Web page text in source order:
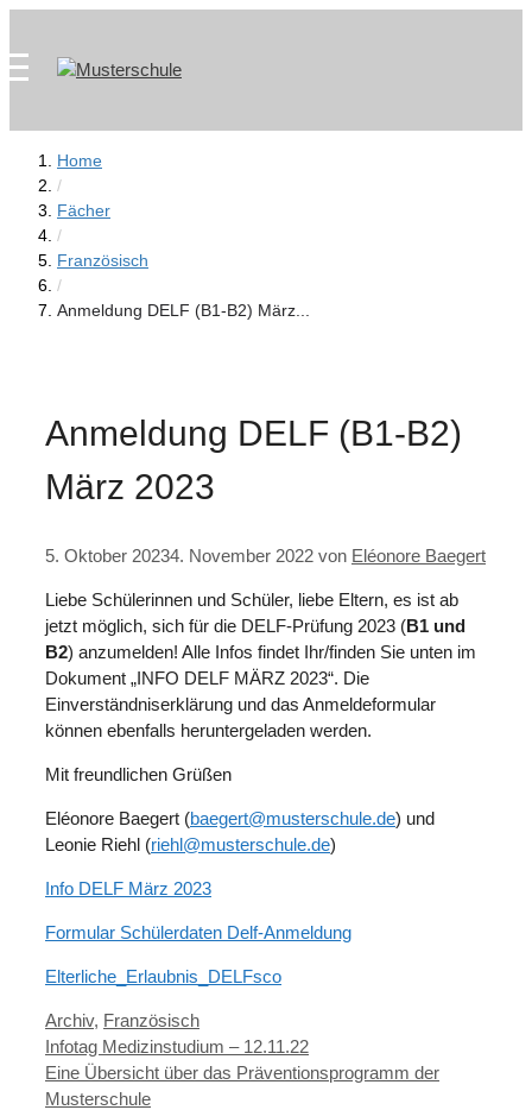
springen
content
Home
/
Fächer
/
Französisch
/
Anmeldung DELF (B1-B2) März...
Anmeldung DELF (B1-B2)
März 2023
5. Oktober 20234. November 2022 von Eléonore Baegert
Liebe Schülerinnen und Schüler, liebe Eltern, es ist ab
jetzt möglich, sich für die DELF-Prüfung 2023 (B1 und
B2) anzumelden! Alle Infos findet Ihr/finden Sie unten im
Dokument „INFO DELF MÄRZ 2023“. Die
Einverständniserklärung und das Anmeldeformular
können ebenfalls heruntergeladen werden.
Mit freundlichen Grüßen
Eléonore Baegert (baegert@musterschule.de) und
Leonie Riehl (riehl@musterschule.de)
Info DELF März 2023
Formular Schülerdaten Delf-Anmeldung
Elterliche_Erlaubnis_DELFsco
Kategorien
Archiv, Französisch
Infotag Medizinstudium – 12.11.22
Eine Übersicht über das Präventionsprogramm der
Musterschule